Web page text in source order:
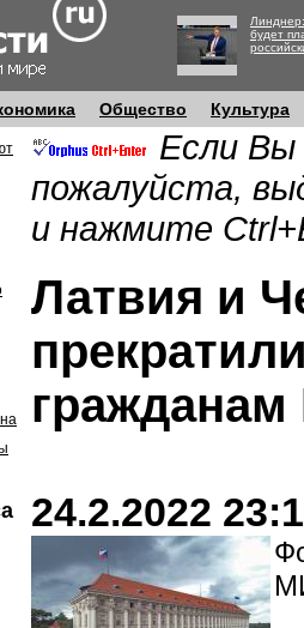
будет
Общество Культура
Если Вы
пожалуйста,
и нажмите
Латвия и
24.2.2022